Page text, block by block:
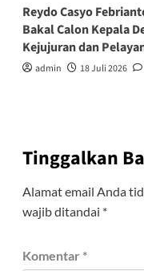
Reydo Casyo
Bakal Calon Kepala
Kejujuran dan
admin 18 Juli 2026
Tinggalkan
Alamat email Anda
wajib ditandai *
Komentar *